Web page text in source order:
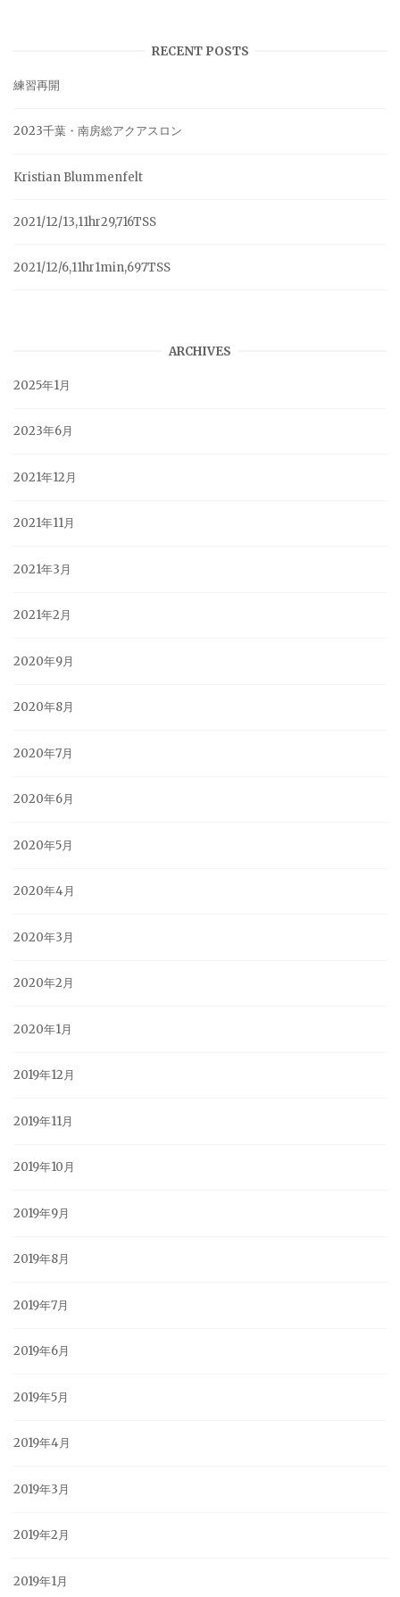
RECENT POSTS
練習再開
2023千葉・南房総アクアスロン
Kristian Blummenfelt
2021/12/13,11hr29,716TSS
2021/12/6,11hr1min,697TSS
ARCHIVES
2025年1月
2023年6月
2021年12月
2021年11月
2021年3月
2021年2月
2020年9月
2020年8月
2020年7月
2020年6月
2020年5月
2020年4月
2020年3月
2020年2月
2020年1月
2019年12月
2019年11月
2019年10月
2019年9月
2019年8月
2019年7月
2019年6月
2019年5月
2019年4月
2019年3月
2019年2月
2019年1月